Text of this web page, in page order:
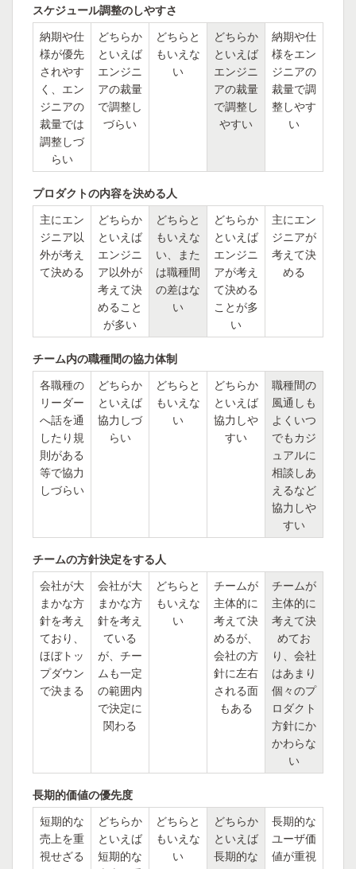
スケジュール調整のしやすさ
納期や仕
様が優先
されやす
く、エン
ジニアの
裁量では
調整しづ
らい
どちらか
といえば
エンジニ
アの裁量
で調整し
づらい
どちらと
もいえな
い
どちらか
といえば
エンジニ
アの裁量
で調整し
やすい
納期や仕
様をエン
ジニアの
裁量で調
整しやす
い
プロダクトの内容を決める人
主にエン
ジニア以
外が考え
て決める
どちらか
といえば
エンジニ
ア以外が
考えて決
めること
が多い
どちらと
もいえな
い、また
は職種間
の差はな
い
どちらか
といえば
エンジニ
アが考え
て決める
ことが多
い
主にエン
ジニアが
考えて決
める
チーム内の職種間の協力体制
各職種の
リーダー
へ話を通
したり規
則がある
等で協力
しづらい
どちらか
といえば
協力しづ
らい
どちらと
もいえな
い
どちらか
といえば
協力しや
すい
職種間の
風通しも
よくいつ
でもカジ
ュアルに
相談しあ
えるなど
協力しや
すい
チームの方針決定をする人
会社が大
まかな方
針を考え
ており、
ほぼトッ
プダウン
で決まる
会社が大
まかな方
針を考え
ている
が、チー
ムも一定
の範囲内
で決定に
関わる
どちらと
もいえな
い
チームが
主体的に
考えて決
めるが、
会社の方
針に左右
される面
もある
チームが
主体的に
考えて決
めてお
り、会社
はあまり
個々のプ
ロダクト
方針にか
かわらな
い
長期的価値の優先度
短期的な
売上を重
視せざる
どちらか
といえば
短期的な
どちらと
もいえな
い
どちらか
といえば
長期的な
長期的な
ユーザ価
値が重視